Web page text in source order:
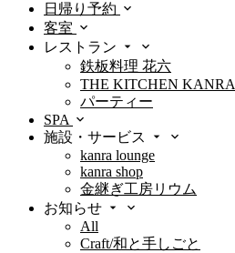
日帰り予約
客室
レストラン
鉄板料理 花六
THE KITCHEN KANRA
パーティー
SPA
施設・サービス
kanra lounge
kanra shop
金継ぎ工房リウム
お知らせ
All
Craft/和と手しごと